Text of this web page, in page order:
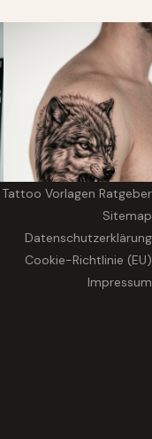
Tattoo Vorlagen Ratgeber
Sitemap
Datenschutzerklärung
Cookie-Richtlinie (EU)
Impressum